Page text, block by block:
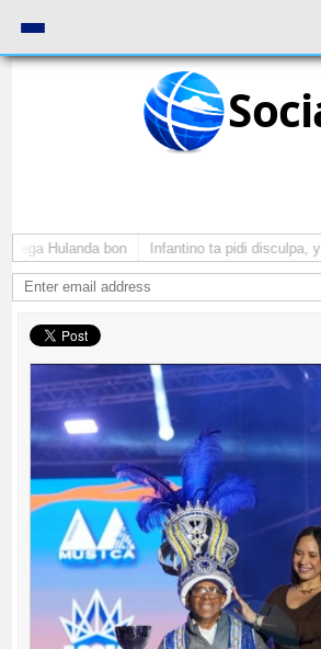
Hulanda bon Infantino ta pidi disculpa, y